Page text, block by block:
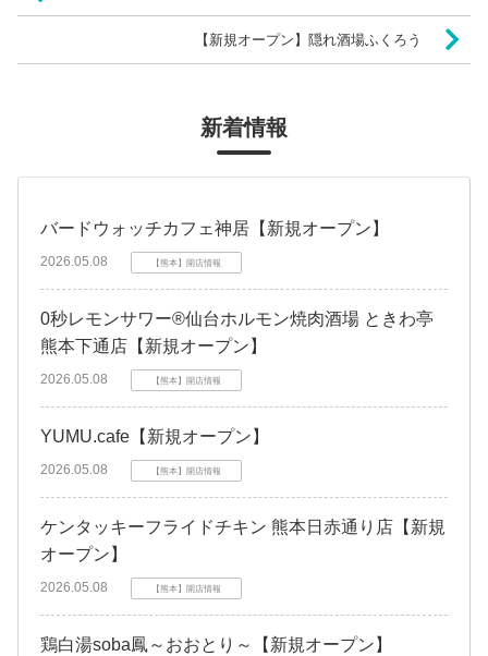
【新規オープン】隠れ酒場ふくろう
新着情報
バードウォッチカフェ神居【新規オープン】
2026.05.08 【熊本】開店情報
0秒レモンサワー®仙台ホルモン焼肉酒場 ときわ亭
熊本下通店【新規オープン】
2026.05.08 【熊本】開店情報
YUMU.cafe【新規オープン】
2026.05.08 【熊本】開店情報
ケンタッキーフライドチキン 熊本日赤通り店【新規
オープン】
2026.05.08 【熊本】開店情報
鶏白湯soba鳳～おおとり～【新規オープン】